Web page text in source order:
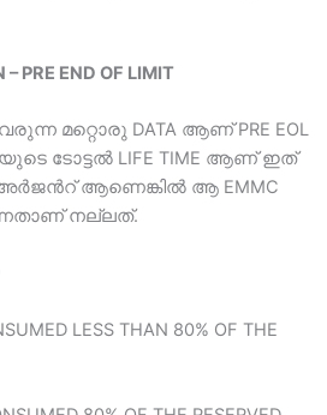
– PRE END OF LIMIT
മറ്റൊരു DATA ആണ് PRE EOL
യുടെ ടോട്ടൽ LIFE TIME ആണ് ഇത്
ആണെങ്കിൽ ആ EMMC
നല്ലത്.
LESS THAN 80% OF THE